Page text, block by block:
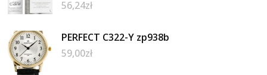
56,24zł
PERFECT C322-Y zp938b
59,00zł